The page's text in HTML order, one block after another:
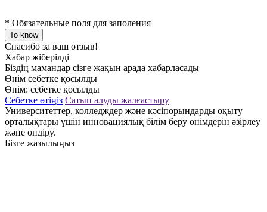
* Обязательные поля для заполения
To know
Спасибо за ваш отзыв!
Хабар жіберілді
Біздің мамандар сізге жақын арада хабарласады
Өнім себетке қосылды
Өнім: себетке қосылды
Себетке өтіңіз Сатып алуды жалғастыру
Университеттер, колледждер және кәсіпорындарды оқыту
орталықтары үшін инновациялық білім беру өнімдерін әзірлеу
және өндіру.
Бізге жазылыңыз